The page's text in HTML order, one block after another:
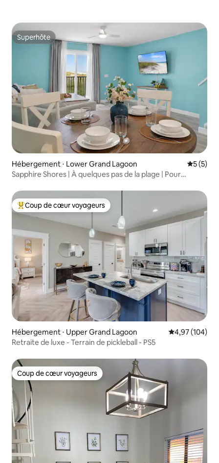
Superhôte
Superhôte
Hébergement ⋅ Lower Grand Lagoon
5 (5)
Sapphire Shores | À quelques pas de la plage | Pour
Coups de cœur voyageurs les plus appréciés
Coup de cœur voyageurs
Hébergement ⋅ Upper Grand Lagoon Évaluation
4,97 (104)
Retraite de luxe - Terrain de pickleball - PS5
Coup de cœur voyageurs
Coup de cœur voyageurs